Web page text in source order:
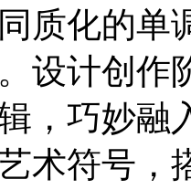
质化的单
设计创作
，巧妙融
术符号，